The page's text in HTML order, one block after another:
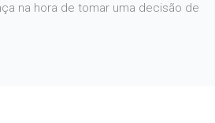
na hora de tomar uma decisão de